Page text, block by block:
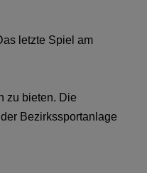
letzte Spiel am
zu bieten. Die
Bezirkssportanlage